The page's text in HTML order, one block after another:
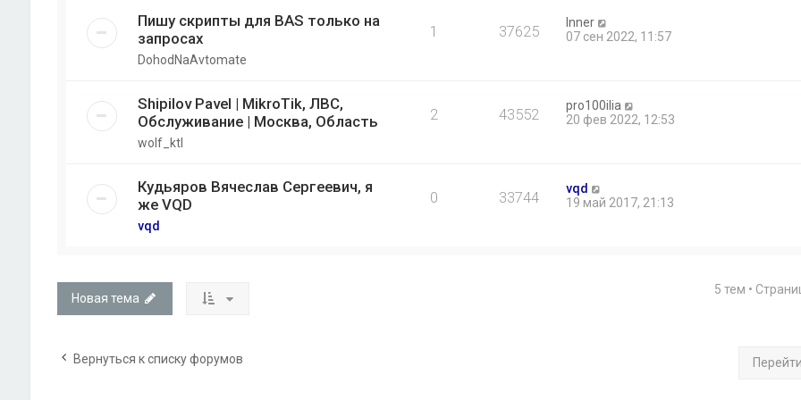
Пишу скрипты для BAS только на
запросах
DohodNaAvtomate
1 37625
Inner
07 сен 2022, 11:57
Shipilov Pavel | MikroTik, ЛВС,
Обслуживание | Москва, Область
wolf_ktl
2 43552
pro100ilia
20 фев 2022, 12:53
Кудьяров Вячеслав Сергеевич, я
же VQD
vqd
0 33744
vqd
19 май 2017, 21:13
Новая тема
5 тем •
Вернуться к списку форумов Перейти